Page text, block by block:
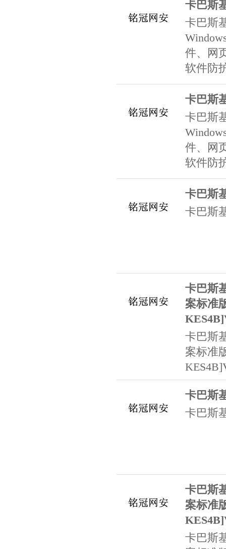
卡巴斯
卡巴斯
件、网
软件防
卡巴斯
卡巴斯
件、网
软件防
卡巴斯
卡巴斯
卡巴斯
案标准
卡巴斯
案标准
卡巴斯
卡巴斯
卡巴斯
案标准
卡巴斯